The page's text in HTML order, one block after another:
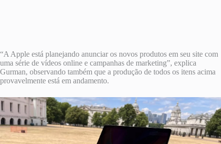
“A Apple está planejando anunciar os novos produtos em seu site com
uma série de vídeos online e campanhas de marketing”, explica
Gurman, observando também que a produção de todos os itens acima
provavelmente está em andamento.